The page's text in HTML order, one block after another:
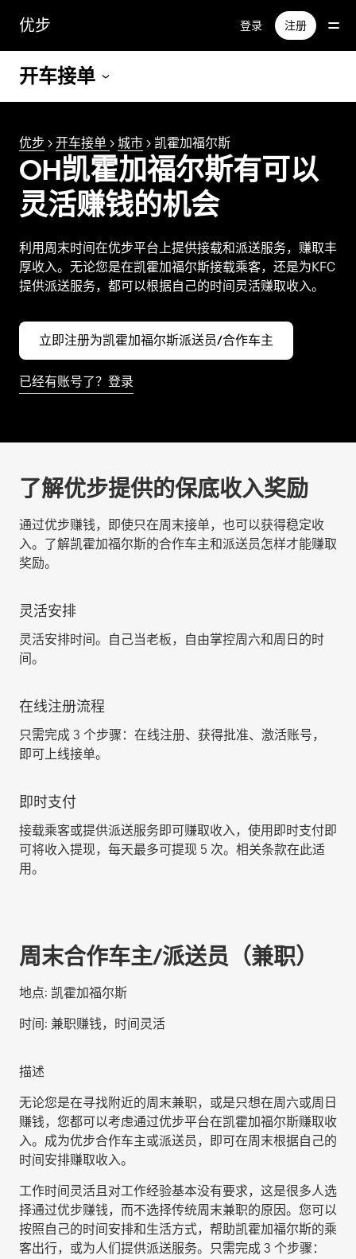
容
优步 登录 注册
开车接单
优步 > 开车接单 > 城市 > 凯霍加福尔斯
OH凯霍加福尔斯有可以
灵活赚钱的机会
利用周末时间在优步平台上提供接载和派送服务，赚取丰
厚收入。无论您是在凯霍加福尔斯接载乘客，还是为KFC
提供派送服务，都可以根据自己的时间灵活赚取收入。
立即注册为凯霍加福尔斯派送员/合作车主
已经有账号了？登录
了解优步提供的保底收入奖励
通过优步赚钱，即使只在周末接单，也可以获得稳定收
入。了解凯霍加福尔斯的合作车主和派送员怎样才能赚取
奖励。
灵活安排
灵活安排时间。自己当老板，自由掌控周六和周日的时
间。
在线注册流程
只需完成 3 个步骤：在线注册、获得批准、激活账号，
即可上线接单。
即时支付
接载乘客或提供派送服务即可赚取收入，使用即时支付即
可将收入提现，每天最多可提现 5 次。相关条款在此适
用。
周末合作车主/派送员（兼职）
地点: 凯霍加福尔斯
时间: 兼职赚钱，时间灵活
描述
无论您是在寻找附近的周末兼职，或是只想在周六或周日
赚钱，您都可以考虑通过优步平台在凯霍加福尔斯赚取收
入。成为优步合作车主或派送员，即可在周末根据自己的
时间安排赚取收入。
工作时间灵活且对工作经验基本没有要求，这是很多人选
择通过优步赚钱，而不选择传统周末兼职的原因。您可以
按照自己的时间安排和生活方式，帮助凯霍加福尔斯的乘
客出行，或为人们提供派送服务。只需完成 3 个步骤：